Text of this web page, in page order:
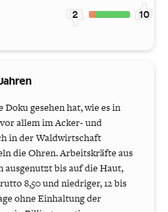
2 10
gesehen hat, wie es in
allem im Acker- und
in der Waldwirtschaft
die Ohren. Arbeitskräfte aus
ausgenutzt bis auf die Haut,
8,50 und niedriger, 12 bis
ohne Einhaltung der